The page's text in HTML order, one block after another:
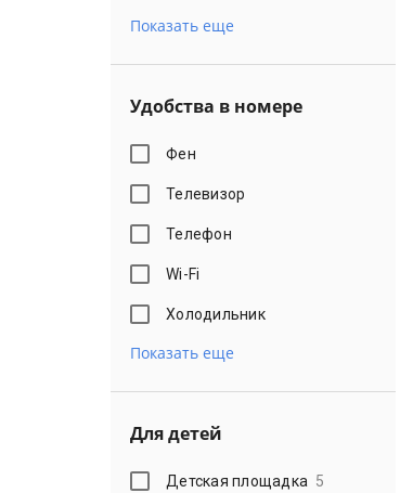
Показать еще
Удобства в номере
Фен
Телевизор
Телефон
Wi-Fi
Холодильник
Показать еще
Для детей
Детская площадка 5